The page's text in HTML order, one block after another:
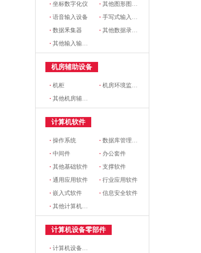
·坐标数字化仪 ·其他图形图像输入设备
·语音输入设备 ·手写式输入设备
·数据釆集器 ·其他数据录入设备
·其他输入输出设备
机房辅助设备
·机柜 ·机房环境监控设备
·其他机房辅助设备
计算机软件
·操作系统 ·数据库管理系统
·中间件 · 办公套件
·其他基础软件 ·支撑软件
·通用应用软件 ·行业应用软件
·嵌入式软件 ·信息安全软件
·其他计算机软件
计算机设备零部件
·计算机设备零部件